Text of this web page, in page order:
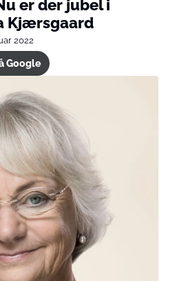
er der jubel i
Kjærsgaard
2022
Google